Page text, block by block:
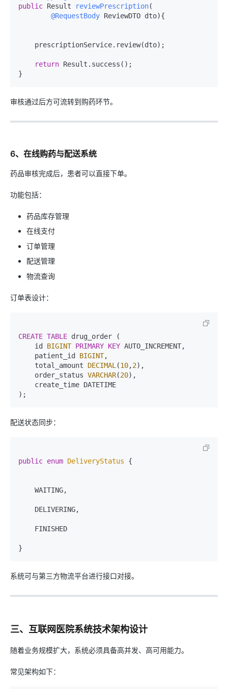
public Result reviewPrescription(
@RequestBody ReviewDTO dto){
return Result.success();
审核通过后方可流转到购药环节。
6、在线购药与配送系统
药品审核完成后，患者可以直接下单。
功能包括：
药品库存管理
在线支付
订单管理
配送管理
物流查询
订单表设计：
CREATE TABLE drug_order (
    id
BIGINT PRIMARY KEY AUTO_INCREMENT,
    patient_id
BIGINT,
    total_amount
DECIMAL (10,2),
    order_status
VARCHAR(20),
配送状态同步：
public enum DeliveryStatus {
系统可与第三方物流平台进行接口对接。
三、互联网医院系统技术架构设计
随着业务规模扩大，系统必须具备高并发、高可用能力。
常见架构如下：